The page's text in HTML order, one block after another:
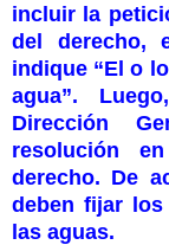
incluir la
del derecho,
indique “El o
agua”.
Dirección
resolución
derecho. De
deben fijar
las aguas.